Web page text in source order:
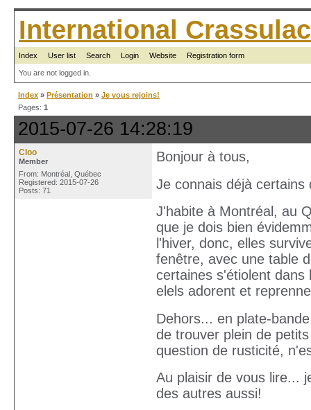
International
Index User list Search Login Website Registration form
You are not logged in.
Index » Présentation » Je vous rejoins!
Pages: 1
2015-07-26 14:28:19
Cloo
Member
From: Montréal, Québec
Registered: 2015-07-26
Posts: 71
Bonjour à tous,
Je connais déjà
J'habite à Montréal, au
que je dois bien
l'hiver, donc, elles
fenêtre, avec une table
certaines s'étiolent
elels adorent et
Dehors... en plate-
de trouver plein de
question de rusticité,
Au plaisir de vous lire...
des autres aussi!